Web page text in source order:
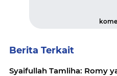
Berita Terkait
Syaifullah Tamliha: Romy